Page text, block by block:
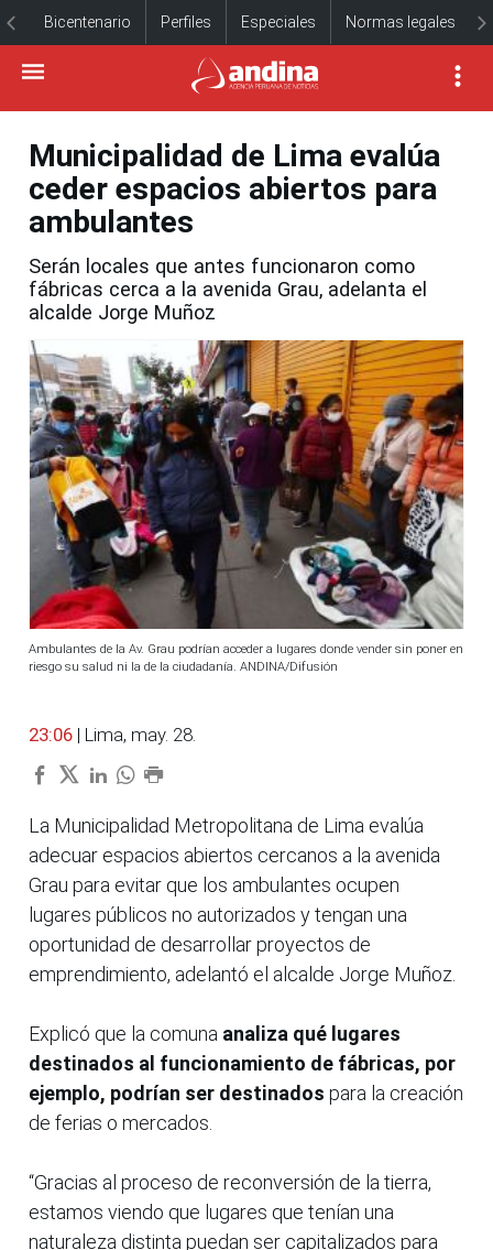
Bicentenario Perfiles Especiales Normas legales
Municipalidad de Lima evalúa
ceder espacios abiertos para
ambulantes
Serán locales que antes funcionaron como
fábricas cerca a la avenida Grau, adelanta el
alcalde Jorge Muñoz
Ambulantes de la Av. Grau podrían acceder a lugares donde vender sin poner en
riesgo su salud ni la de la ciudadanía. ANDINA/Difusión
23:06 | Lima, may. 28.
La Municipalidad Metropolitana de Lima evalúa
adecuar espacios abiertos cercanos a la avenida
Grau para evitar que los ambulantes ocupen
lugares públicos no autorizados y tengan una
oportunidad de desarrollar proyectos de
emprendimiento, adelantó el alcalde Jorge Muñoz.
Explicó que la comuna analiza qué lugares
destinados al funcionamiento de fábricas, por
ejemplo, podrían ser destinados para la creación
de ferias o mercados.
“Gracias al proceso de reconversión de la tierra,
estamos viendo que lugares que tenían una
naturaleza distinta puedan ser capitalizados para